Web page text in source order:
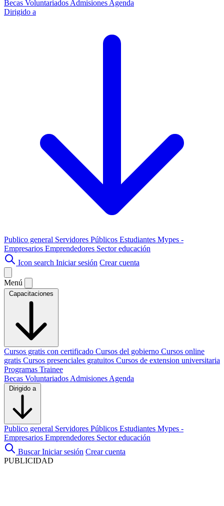
Becas Voluntariados Admisiones Agenda
Dirigido a
Publico general Servidores Públicos Estudiantes Mypes -
Empresarios Emprendedores Sector educación
Icon search Iniciar sesión Crear cuenta
Menú
Capacitaciones
Cursos gratis con certificado Cursos del gobierno Cursos online
gratis Cursos presenciales gratuitos Cursos de extension universitaria
Programas Trainee
Becas Voluntariados Admisiones Agenda
Dirigido a
Publico general Servidores Públicos Estudiantes Mypes -
Empresarios Emprendedores Sector educación
Buscar Iniciar sesión Crear cuenta
PUBLICIDAD